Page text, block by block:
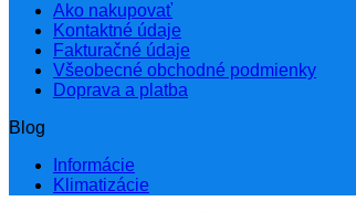
Ako nakupovať
Kontaktné údaje
Fakturačné údaje
Všeobecné obchodné podmienky
Doprava a platba
Blog
Informácie
Klimatizácie